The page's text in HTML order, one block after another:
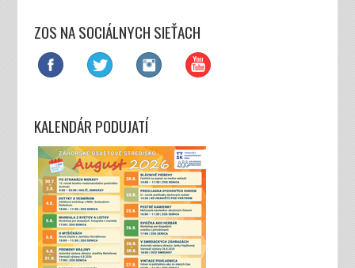
ZOS NA SOCIÁLNYCH SIEŤACH
KALENDÁR PODUJATÍ